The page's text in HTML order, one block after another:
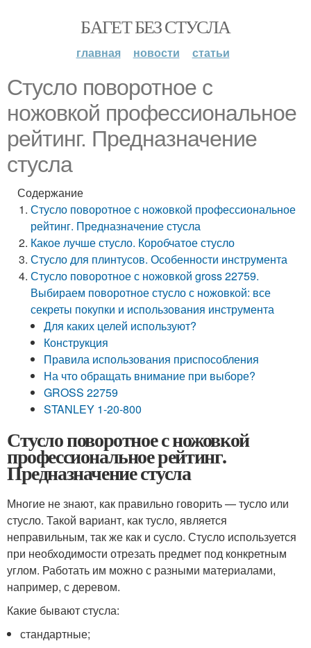
БАГЕТ БЕЗ СТУСЛА
главная новости статьи
Стусло поворотное с
ножовкой профессиональное
рейтинг. Предназначение
стусла
Содержание
Стусло поворотное с ножовкой профессиональное
рейтинг. Предназначение стусла
Какое лучше стусло. Коробчатое стусло
Стусло для плинтусов. Особенности инструмента
Стусло поворотное с ножовкой gross 22759.
Выбираем поворотное стусло с ножовкой: все
секреты покупки и использования инструмента
Для каких целей используют?
Конструкция
Правила использования приспособления
На что обращать внимание при выборе?
GROSS 22759
STANLEY 1-20-800
Стусло поворотное с ножовкой
профессиональное рейтинг.
Предназначение стусла
Многие не знают, как правильно говорить — тусло или
стусло. Такой вариант, как тусло, является
неправильным, так же как и сусло. Стусло используется
при необходимости отрезать предмет под конкретным
углом. Работать им можно с разными материалами,
например, с деревом.
Какие бывают стусла:
стандартные;